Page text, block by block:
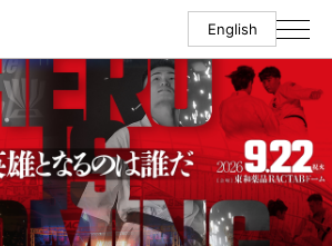
English